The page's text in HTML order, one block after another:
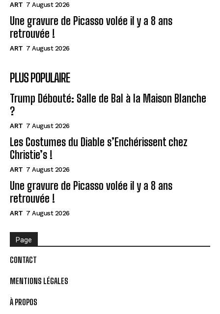
ART 7 August 2026
Une gravure de Picasso volée il y a 8 ans
retrouvée !
ART 7 August 2026
PLUS POPULAIRE
Trump Débouté: Salle de Bal à la Maison Blanche
?
ART 7 August 2026
Les Costumes du Diable s’Enchérissent chez
Christie’s !
ART 7 August 2026
Une gravure de Picasso volée il y a 8 ans
retrouvée !
ART 7 August 2026
Page
CONTACT
MENTIONS LÉGALES
À PROPOS